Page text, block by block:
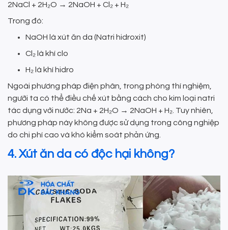
2NaCl + 2H₂O → 2NaOH + Cl₂ + H₂
Trong đó:
NaOH là xút ăn da (Natri hidroxit)
Cl₂ là khí clo
H₂ là khí hidro
Ngoài phương pháp điện phân, trong phòng thí nghiệm,
người ta có thể điều chế xút bằng cách cho kim loại natri
tác dụng với nước: 2Na + 2H₂O → 2NaOH + H₂. Tuy nhiên,
phương pháp này không được sử dụng trong công nghiệp
do chi phí cao và khó kiểm soát phản ứng.
4. Xút ăn da có độc hại không?